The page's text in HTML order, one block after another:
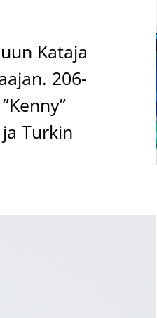
Kataja
206-
Turkin